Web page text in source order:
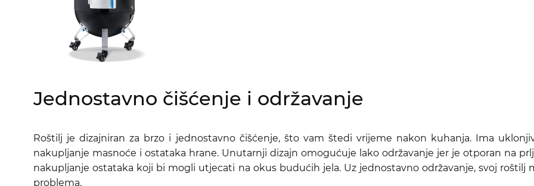
Jednostavno čišćenje i održavanje
Roštilj je dizajniran za brzo i jednostavno čišćenje, što vam štedi vrijeme nakon kuhanja. Ima
nakupljanje masnoće i ostataka hrane. Unutarnji dizajn omogućuje lako održavanje jer je otporan na
nakupljanje ostataka koji bi mogli utjecati na okus budućih jela. Uz jednostavno održavanje, svoj roštilj
problema.